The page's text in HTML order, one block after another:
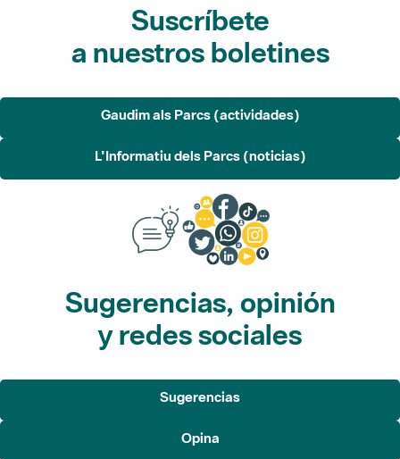
Suscríbete
a nuestros boletines
Gaudim als Parcs (actividades)
L'Informatiu dels Parcs (noticias)
Sugerencias, opinión
y redes sociales
Sugerencias
Opina